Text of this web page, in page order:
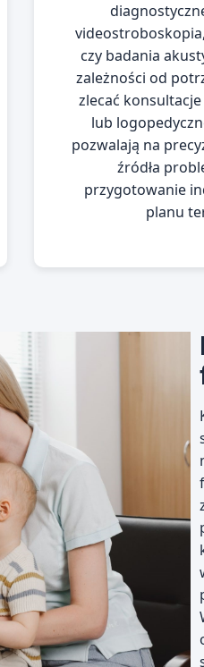
czy badania
zależności od
zlecać
lub
pozwalają na
źródła
przygotowanie
planu